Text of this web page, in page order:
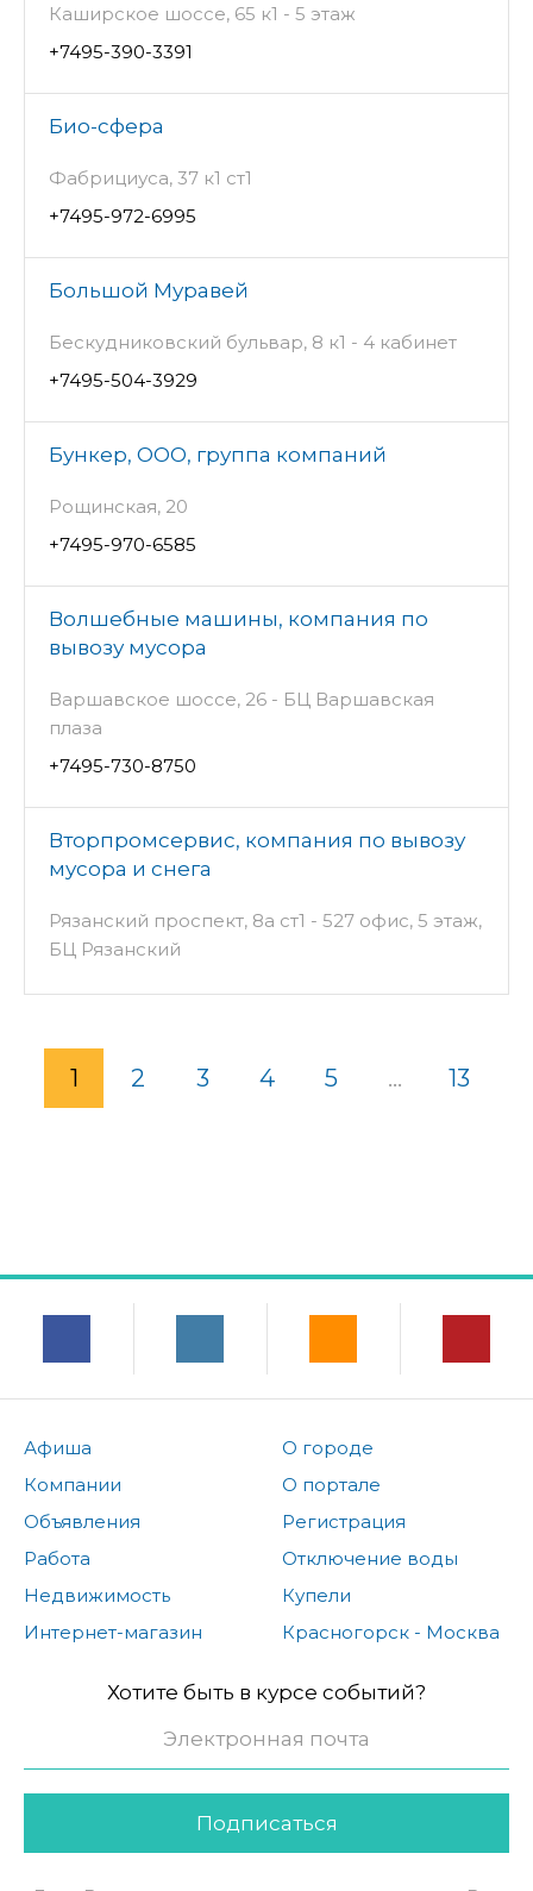
Каширское шоссе, 65 к1 - 5 этаж
+7495-390-3391
Био-сфера
Фабрициуса, 37 к1 ст1
+7495-972-6995
Большой Муравей
Бескудниковский бульвар, 8 к1 - 4 кабинет
+7495-504-3929
Бункер, ООО, группа компаний
Рощинская, 20
+7495-970-6585
Волшебные машины, компания по
вывозу мусора
Варшавское шоссе, 26 - БЦ Варшавская
плаза
+7495-730-8750
Вторпромсервис, компания по вывозу
мусора и снега
Рязанский проспект, 8а ст1 - 527 офис, 5 этаж,
БЦ Рязанский
1 2 3 4 5 ... 13
Афиша
Компании
Объявления
Работа
Недвижимость
Интернет-магазин
О городе
О портале
Регистрация
Отключение воды
Купели
Красногорск - Москва
Хотите быть в курсе событий?
Подписаться